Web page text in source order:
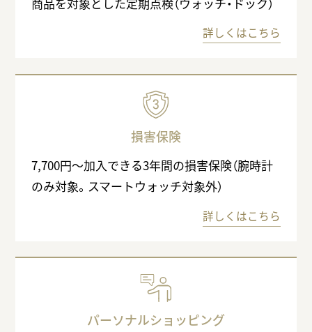
詳しくはこちら
損害保険
7,700円〜加入できる3年間の損害保険（腕時計
のみ対象。スマートウォッチ対象外）
詳しくはこちら
パーソナルショッピング